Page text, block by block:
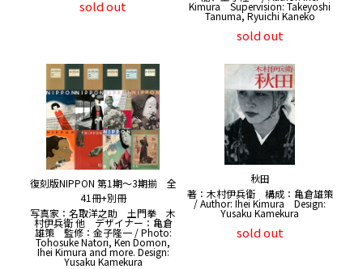
sold out Kimura Supervision: Takeyoshi
Tanuma, Ryuichi Kaneko
sold out
復刻版NIPPON 第1期〜3期揃 全
41冊+別冊
写真家：名取洋之助 土門拳 木
村伊兵衛 他 デザイナー：亀倉
雄策 監修：金子隆一 / Photo:
Tohosuke Natori, Ken Domon,
Ihei Kimura and more. Design:
Yusaku Kamekura
秋田
著：木村伊兵衛 構成：亀倉雄策
/ Author: Ihei Kimura Design:
Yusaku Kamekura
sold out